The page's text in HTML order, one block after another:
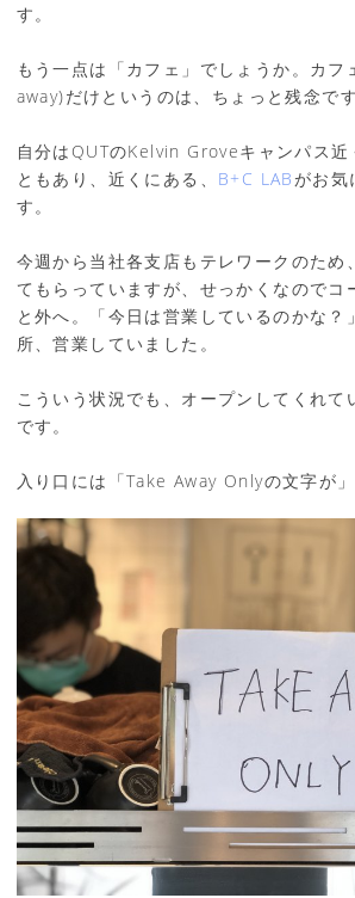
す。
もう一点は「カフェ」でしょうか。カフ
away)だけというのは、ちょっと残念です
自分はQUTのKelvin Groveキャンパス近
ともあり、近くにある、 B+C LABがお気
す。
今週から当社各支店もテレワークのため
てもらっていますが、せっかくなのでコ
と外へ。「今日は営業しているのかな？
所、営業していました。
こういう状況でも、オープンしてくれて
です。
入り口には「Take Away Onlyの文字が」